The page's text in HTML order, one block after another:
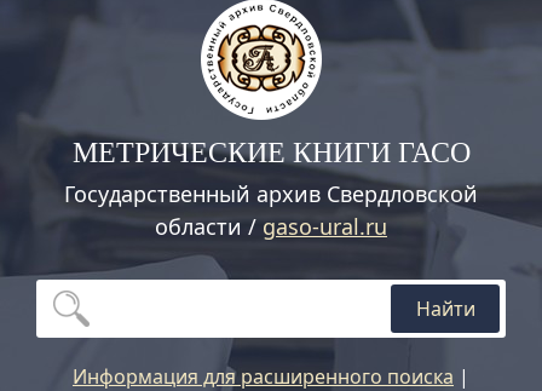
МЕТРИЧЕСКИЕ КНИГИ ГАСО
Государственный архив Свердловской
области / gaso-ural.ru
Найти
Информация для расширенного поиска |